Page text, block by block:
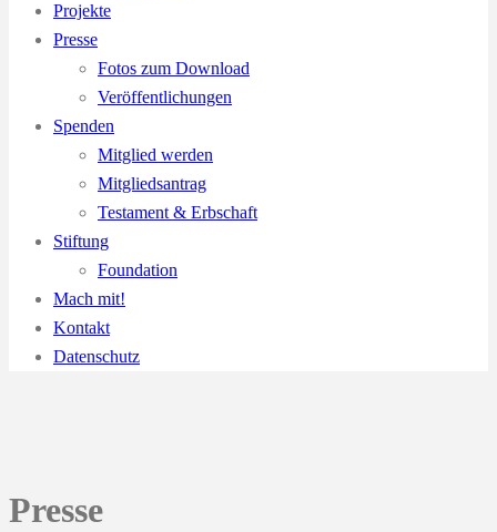
Projekte
Presse
Fotos zum Download
Veröffentlichungen
Spenden
Mitglied werden
Mitgliedsantrag
Testament & Erbschaft
Stiftung
Foundation
Mach mit!
Kontakt
Datenschutz
Presse